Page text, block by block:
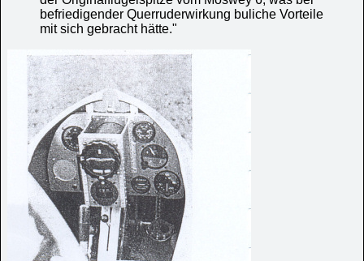
befriedigender Querruderwirkung buliche Vorteile
mit sich gebracht hätte."